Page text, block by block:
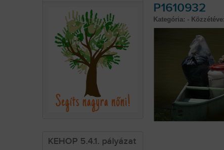
KEHOP 5.4.1. pályázat
P1610932
Kategória: - Közzétéve: